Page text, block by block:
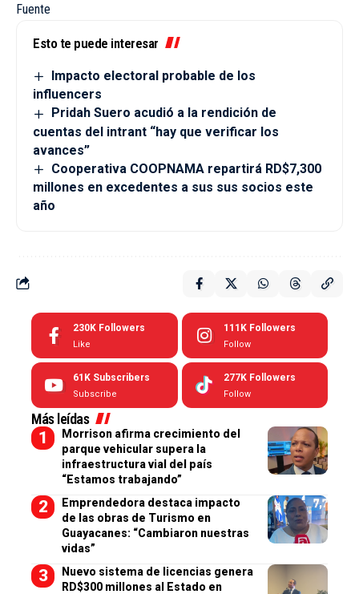
Fuente
Esto te puede interesar
Impacto electoral probable de los
influencers
Pridah Suero acudió a la rendición de
cuentas del intrant “hay que verificar los
avances”
Cooperativa COOPNAMA repartirá RD$7,300
millones en excedentes a sus sus socios este
año
230K Followers
Like
111K Followers
Follow
61K Subscribers
Subscribe
277K Followers
Follow
Más leídas
Morrison afirma crecimiento del
parque vehicular supera la
infraestructura vial del país
“Estamos trabajando”
Emprendedora destaca impacto
de las obras de Turismo en
Guayacanes: “Cambiaron nuestras
vidas”
Nuevo sistema de licencias genera
RD$300 millones al Estado en